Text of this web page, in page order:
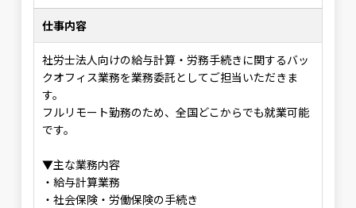
仕事内容
社労士法人向けの給与計算・労務手続きに関するバッ
クオフィス業務を業務委託としてご担当いただきま
す。
フルリモート勤務のため、全国どこからでも就業可能
です。
▼主な業務内容
・給与計算業務
・社会保険・労働保険の手続き